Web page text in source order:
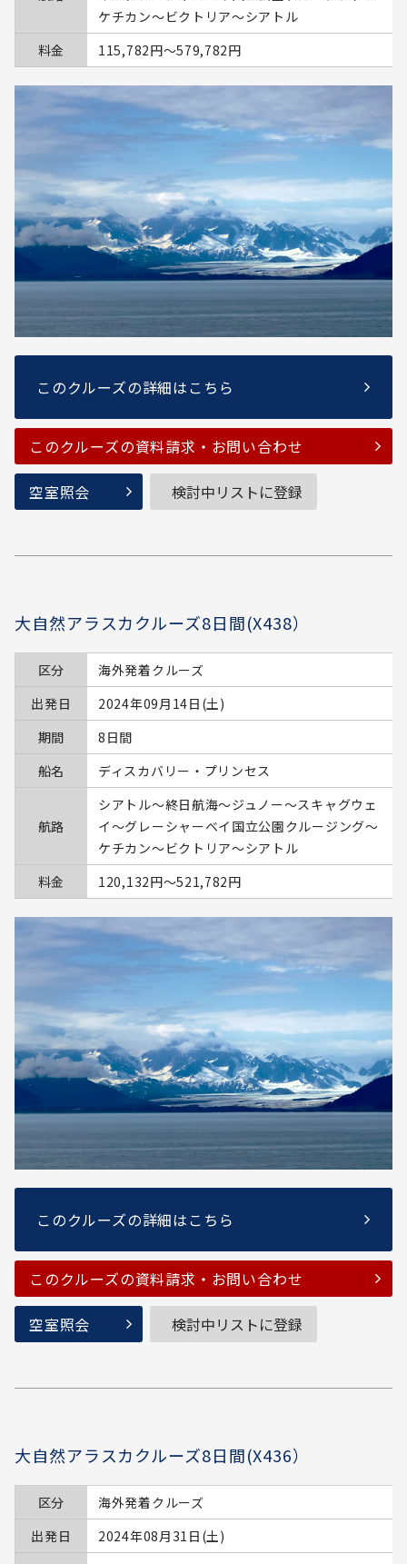
ケチカン～ビクトリア～シアトル
料金
115,782円〜579,782円
このクルーズの詳細はこちら
このクルーズの資料請求・お問い合わせ
空室照会 検討中リストに登録
大自然アラスカクルーズ8日間(X438）
区分
海外発着クルーズ
出発日
2024年09月14日(土)
期間
8日間
船名
ディスカバリー・プリンセス
航路
シアトル～終日航海～ジュノー～スキャグウェ
イ～グレーシャーベイ国立公園クルージング～
ケチカン～ビクトリア～シアトル
料金
120,132円〜521,782円
このクルーズの詳細はこちら
このクルーズの資料請求・お問い合わせ
空室照会 検討中リストに登録
大自然アラスカクルーズ8日間(X436）
区分
海外発着クルーズ
出発日
2024年08月31日(土)